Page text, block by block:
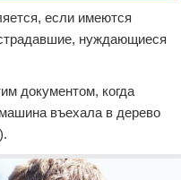
если имеются
нуждающиеся
документом, когда
въехала в дерево